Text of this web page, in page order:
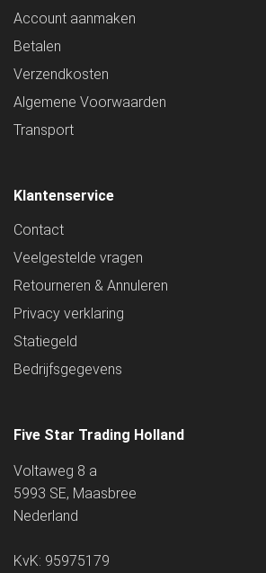
Account aanmaken
Betalen
Verzendkosten
Algemene Voorwaarden
Transport
Klantenservice
Contact
Veelgestelde vragen
Retourneren & Annuleren
Privacy verklaring
Statiegeld
Bedrijfsgegevens
Five Star Trading Holland
Voltaweg 8 a
5993 SE, Maasbree
Nederland
KvK: 95975179